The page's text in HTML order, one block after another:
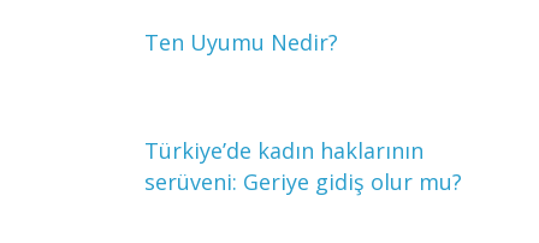
Ten Uyumu Nedir?
Türkiye’de kadın haklarının
serüveni: Geriye gidiş olur mu?